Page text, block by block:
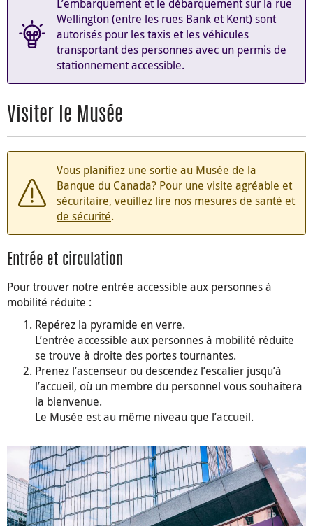
L’embarquement et le débarquement sur la rue
Wellington (entre les rues Bank et Kent) sont
autorisés pour les taxis et les véhicules
transportant des personnes avec un permis de
stationnement accessible.
Visiter le Musée
Vous planifiez une sortie au Musée de la
Banque du Canada? Pour une visite agréable et
sécuritaire, veuillez lire nos mesures de santé et
de sécurité.
Entrée et circulation
Pour trouver notre entrée accessible aux personnes à
mobilité réduite :
Repérez la pyramide en verre.
L’entrée accessible aux personnes à mobilité réduite
se trouve à droite des portes tournantes.
Prenez l’ascenseur ou descendez l’escalier jusqu’à
l’accueil, où un membre du personnel vous souhaitera
la bienvenue.
Le Musée est au même niveau que l’accueil.